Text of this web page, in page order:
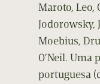
Maroto, Leo,
Jodorowsky,
Moebius,
O’Neil. Uma
portuguesa